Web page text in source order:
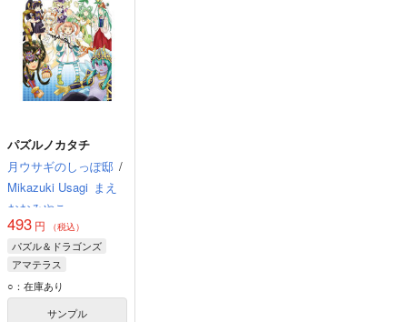
パズルノカタチ
月ウサギのしっぽ邸 /
Mikazuki Usagi まえ
おおみやこ
493 円 （税込）
パズル＆ドラゴンズ
アマテラス
アルラウネ
ティンニン
○：在庫あり
サンプル